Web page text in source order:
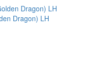
Dragon) LH